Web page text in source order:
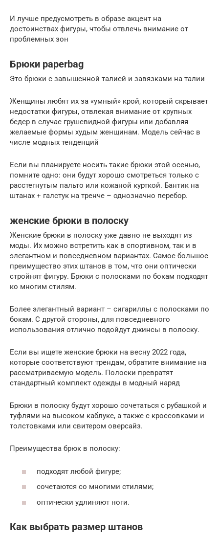
И лучше предусмотреть в образе акцент на
достоинствах фигуры, чтобы отвлечь внимание от
проблемных зон
Брюки paperbag
Это брюки с завышенной талией и завязками на талии
Женщины любят их за «умный» крой, который скрывает
недостатки фигуры, отвлекая внимание от крупных
бедер в случае грушевидной фигуры или добавляя
желаемые формы худым женщинам. Модель сейчас в
числе модных тенденций
Если вы планируете носить такие брюки этой осенью,
помните одно: они будут хорошо смотреться только с
расстегнутым пальто или кожаной курткой. Бантик на
штанах + галстук на тренче – однозначно перебор.
женские брюки в полоску
Женские брюки в полоску уже давно не выходят из
моды. Их можно встретить как в спортивном, так и в
элегантном и повседневном вариантах. Самое большое
преимущество этих штанов в том, что они оптически
стройнят фигуру. Брюки с полосками по бокам подходят
ко многим стилям.
Более элегантный вариант – сигариллы с полосками по
бокам. С другой стороны, для повседневного
использования отлично подойдут джинсы в полоску.
Если вы ищете женские брюки на весну 2022 года,
которые соответствуют трендам, обратите внимание на
рассматриваемую модель. Полоски превратят
стандартный комплект одежды в модный наряд
Брюки в полоску будут хорошо сочетаться с рубашкой и
туфлями на высоком каблуке, а также с кроссовками и
толстовками или свитером оверсайз.
Преимущества брюк в полоску:
подходят любой фигуре;
сочетаются со многими стилями;
оптически удлиняют ноги.
Как выбрать размер штанов